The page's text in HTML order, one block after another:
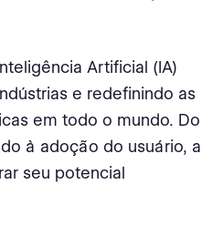
e lucratividade
de IA
Artificial (IA)
e redefinindo as
em todo o mundo. Do
à adoção do usuário, a
seu potencial